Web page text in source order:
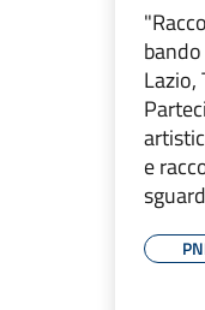
Lazio,
e